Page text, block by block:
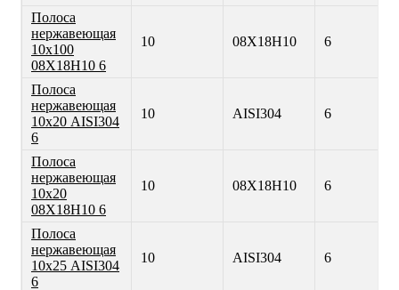
Полоса
нержавеющая
10х100
08Х18Н10 6
10 08Х18Н10 6
Полоса
нержавеющая
10х20 AISI304
6
10 AISI304 6
Полоса
нержавеющая
10х20
08Х18Н10 6
10 08Х18Н10 6
Полоса
нержавеющая
10х25 AISI304
6
10 AISI304 6